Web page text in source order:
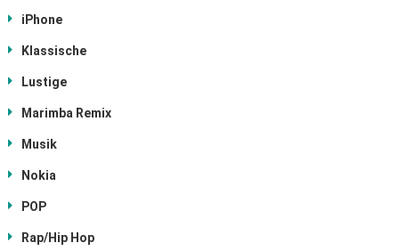
iPhone
Klassische
Lustige
Marimba Remix
Musik
Nokia
POP
Rap/Hip Hop